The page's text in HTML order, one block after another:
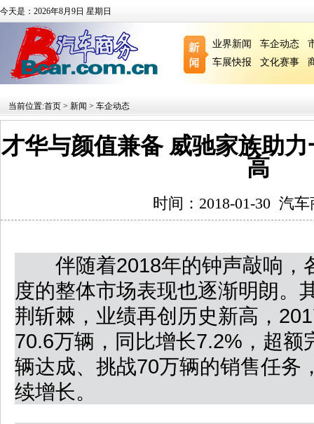
今天是：2026年8月9日 星期日
业界新闻 车企动态
车展快报
文化赛事
当前位置:首页 > 新闻 > 车企动态
才华与颜值兼备 威驰家族助
高
时间：2018-01-30 汽车
伴随着2018年的钟声敲响，
度的整体市场表现也逐渐明朗。
荆斩棘，业绩再创历史新高，
70.6万辆，同比增长7.2%，超额
辆达成、挑战70万辆的销售任务
续增长。